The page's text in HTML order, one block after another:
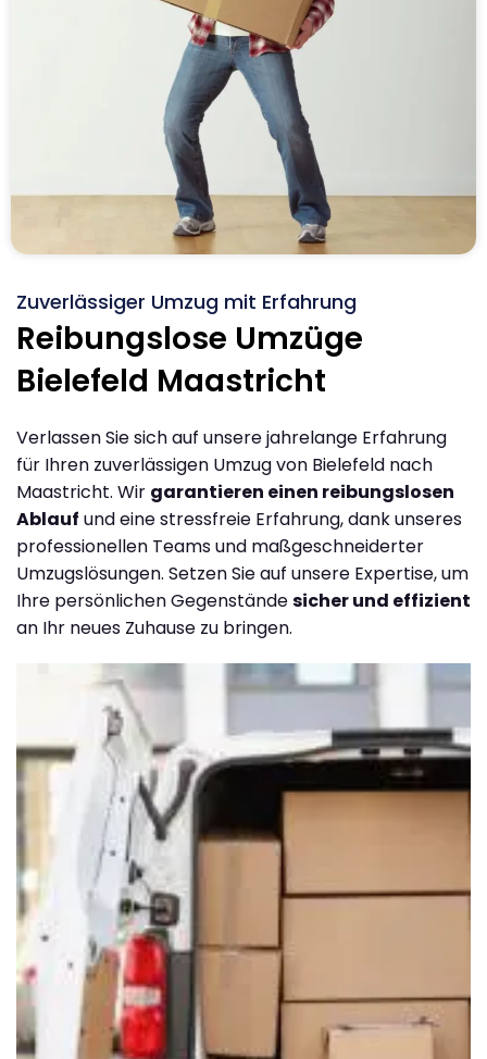
Zuverlässiger Umzug mit Erfahrung
Reibungslose Umzüge
Bielefeld Maastricht
Verlassen Sie sich auf unsere jahrelange Erfahrung
für Ihren zuverlässigen Umzug von Bielefeld nach
Maastricht. Wir garantieren einen reibungslosen
Ablauf und eine stressfreie Erfahrung, dank unseres
professionellen Teams und maßgeschneiderter
Umzugslösungen. Setzen Sie auf unsere Expertise, um
Ihre persönlichen Gegenständesicher und effizient
an Ihr neues Zuhause zu bringen.